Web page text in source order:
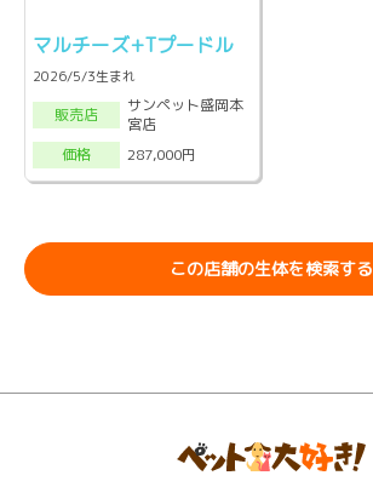
マルチーズ+Tプードル
2026/5/3生まれ
販売店
サンペット盛岡本
宮店
価格
287,000円
この店舗の生体を検索する